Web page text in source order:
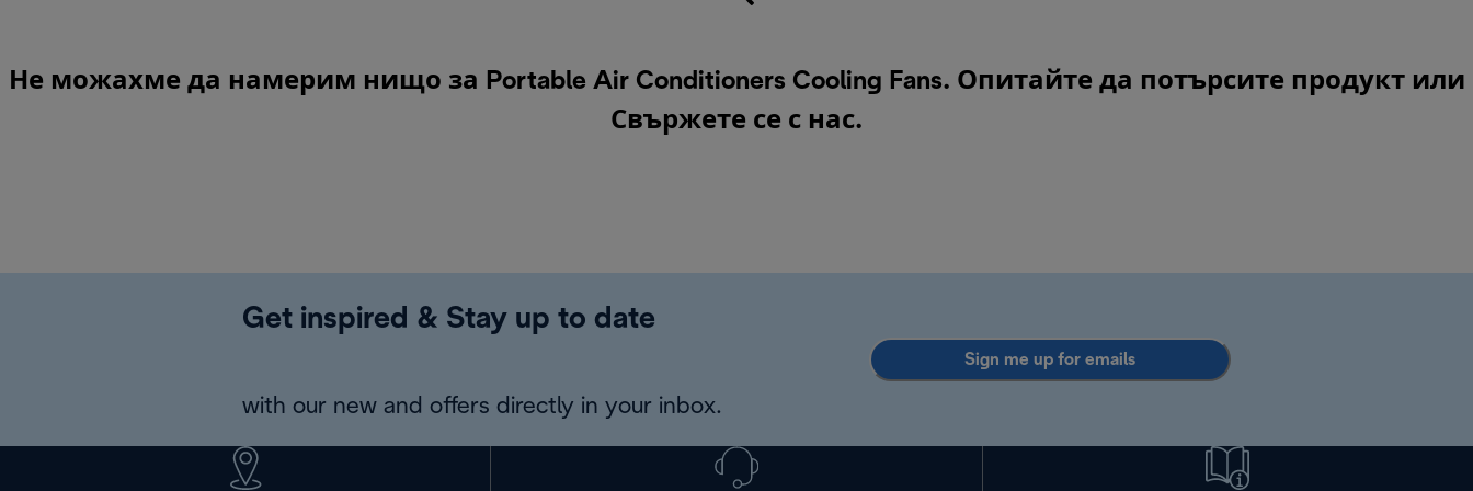
Не можахме да намерим нищо за Portable Air Conditioners Cooling Fans. Опитайте да потърсите продукт или
Свържете се с нас.
Get inspired & Stay up to date
with our new and offers directly in your inbox.
Sign me up for emails